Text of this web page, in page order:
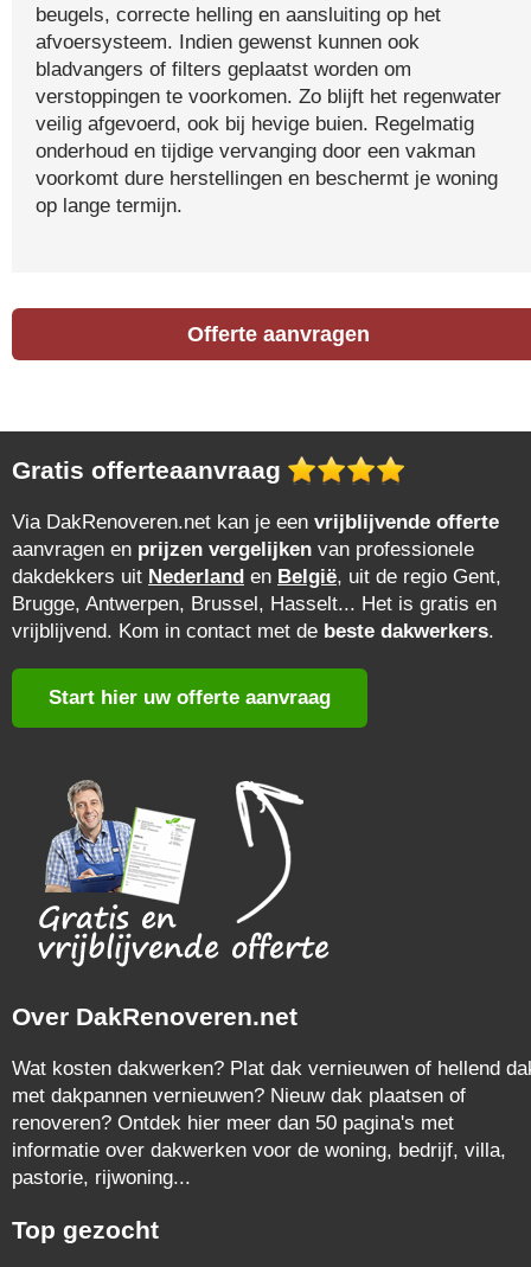
beugels, correcte helling en aansluiting op het
afvoersysteem. Indien gewenst kunnen ook
bladvangers of filters geplaatst worden om
verstoppingen te voorkomen. Zo blijft het regenwater
veilig afgevoerd, ook bij hevige buien. Regelmatig
onderhoud en tijdige vervanging door een vakman
voorkomt dure herstellingen en beschermt je woning
op lange termijn.
Offerte aanvragen
Gratis offerteaanvraag
Via DakRenoveren.net kan je een vrijblijvende offerte
aanvragen en prijzen vergelijken van professionele
dakdekkers uit Nederland en België, uit de regio Gent,
Brugge, Antwerpen, Brussel, Hasselt... Het is gratis en
vrijblijvend. Kom in contact met de beste dakwerkers.
Start hier uw offerte aanvraag
Over DakRenoveren.net
Wat kosten dakwerken? Plat dak vernieuwen of hellend
met dakpannen vernieuwen? Nieuw dak plaatsen of
renoveren? Ontdek hier meer dan 50 pagina's met
informatie over dakwerken voor de woning, bedrijf, villa,
pastorie, rijwoning...
Top gezocht